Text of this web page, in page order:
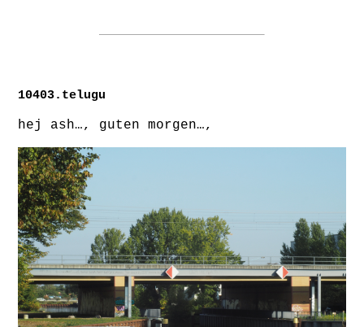
10403.telugu
hej ash…, guten morgen…,